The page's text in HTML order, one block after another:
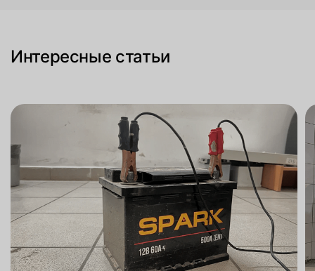
Интересные статьи